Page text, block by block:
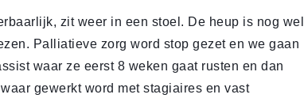
zit weer in een stoel. De heup is nog wel
Palliatieve zorg word stop gezet en we gaan
waar ze eerst 8 weken gaat rusten en dan
gewerkt word met stagiaires en vast